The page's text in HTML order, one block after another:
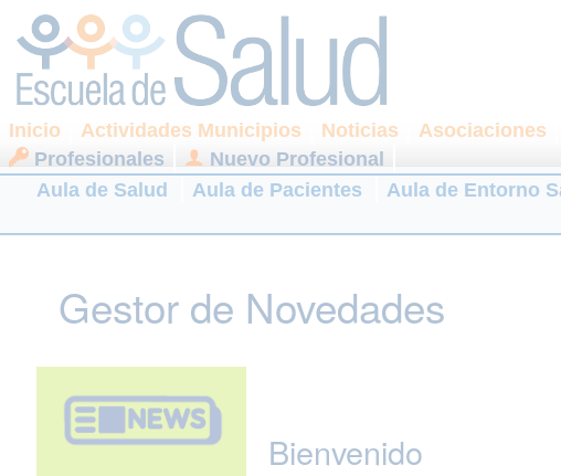
Inicio Actividades Municipios Noticias Asociaciones
Profesionales
Nuevo Profesional
Aula de Salud
Aula de Pacientes Aula de Entorno
Gestor de Novedades
Bienvenido